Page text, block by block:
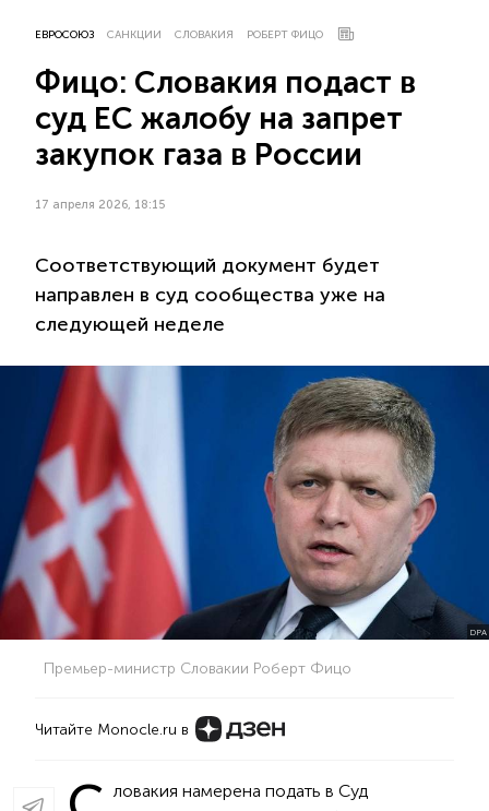
ЕВРОСОЮЗ САНКЦИИ СЛОВАКИЯ РОБЕРТ ФИЦО
Фицо: Словакия подаст в
суд ЕС жалобу на запрет
закупок газа в России
17 апреля 2026, 18:15
Соответствующий документ будет
направлен в суд сообщества уже на
следующей неделе
DPA
Премьер-министр Словакии Роберт Фицо
Читайте Monocle.ru в
ловакия намерена подать в Суд